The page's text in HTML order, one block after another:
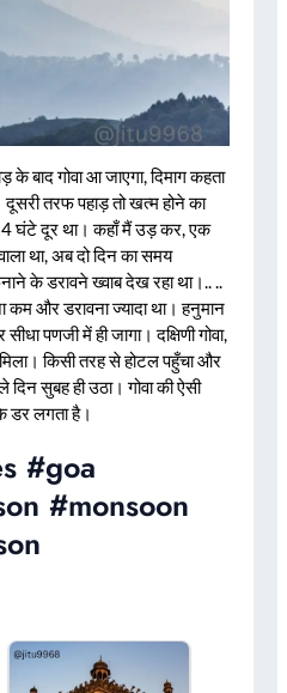
के बाद गोवा आ जाएगा, दिमाग कहता
दूसरी तरफ पहाड़ तो खत्म होने का
4 घंटे दूर था। कहाँ मैं उड़ कर, एक
था, अब दो दिन का समय
के डरावने ख्वाब देख रहा था।.. ..
कम और डरावना ज्यादा था। हनुमान
पणजी में ही जागा। दक्षिणी गोवा,
किसी तरह से होटल पहुँचा और
सुबह ही उठा। गोवा की ऐसी
डर लगता है।
#goa
#monsoon